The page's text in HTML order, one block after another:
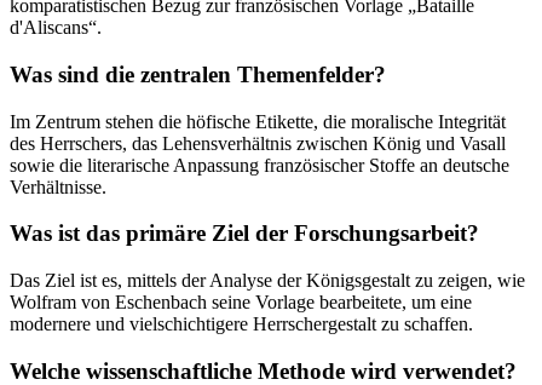
komparatistischen Bezug zur französischen Vorlage „Bataille
d'Aliscans“.
Was sind die zentralen Themenfelder?
Im Zentrum stehen die höfische Etikette, die moralische Integrität
des Herrschers, das Lehensverhältnis zwischen König und Vasall
sowie die literarische Anpassung französischer Stoffe an deutsche
Verhältnisse.
Was ist das primäre Ziel der Forschungsarbeit?
Das Ziel ist es, mittels der Analyse der Königsgestalt zu zeigen, wie
Wolfram von Eschenbach seine Vorlage bearbeitete, um eine
modernere und vielschichtigere Herrschergestalt zu schaffen.
Welche wissenschaftliche Methode wird verwendet?